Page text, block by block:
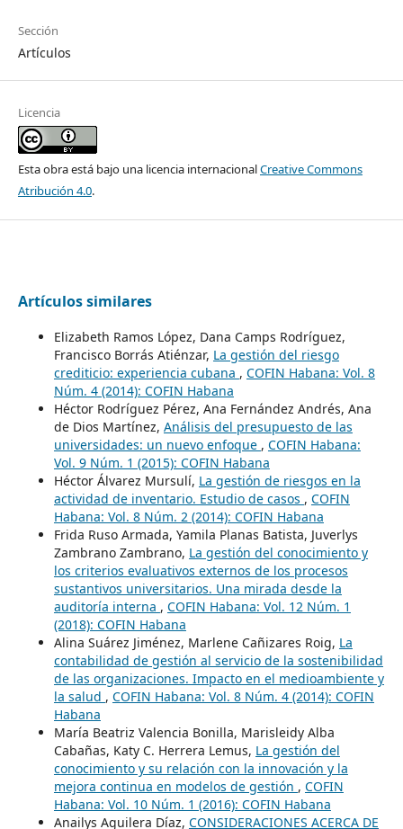
Sección
Artículos
Licencia
Esta obra está bajo una licencia internacionalCreative Commons
Atribución 4.0.
Artículos similares
Elizabeth Ramos López, Dana Camps Rodríguez,
Francisco Borrás Atiénzar, La gestión del riesgo
crediticio: experiencia cubana , COFIN Habana: Vol. 8
Núm. 4 (2014): COFIN Habana
Héctor Rodríguez Pérez, Ana Fernández Andrés, Ana
de Dios Martínez, Análisis del presupuesto de las
universidades: un nuevo enfoque , COFIN Habana:
Vol. 9 Núm. 1 (2015): COFIN Habana
Héctor Álvarez Mursulí, La gestión de riesgos en la
actividad de inventario. Estudio de casos , COFIN
Habana: Vol. 8 Núm. 2 (2014): COFIN Habana
Frida Ruso Armada, Yamila Planas Batista, Juverlys
Zambrano Zambrano, La gestión del conocimiento y
los criterios evaluativos externos de los procesos
sustantivos universitarios. Una mirada desde la
auditoría interna , COFIN Habana: Vol. 12 Núm. 1
(2018): COFIN Habana
Alina Suárez Jiménez, Marlene Cañizares Roig, La
contabilidad de gestión al servicio de la sostenibilidad
de las organizaciones. Impacto en el medioambiente y
la salud , COFIN Habana: Vol. 8 Núm. 4 (2014): COFIN
Habana
María Beatriz Valencia Bonilla, Marisleidy Alba
Cabañas, Katy C. Herrera Lemus, La gestión del
conocimiento y su relación con la innovación y la
mejora continua en modelos de gestión , COFIN
Habana: Vol. 10 Núm. 1 (2016): COFIN Habana
Anailys Aguilera Díaz, CONSIDERACIONES ACERCA DE